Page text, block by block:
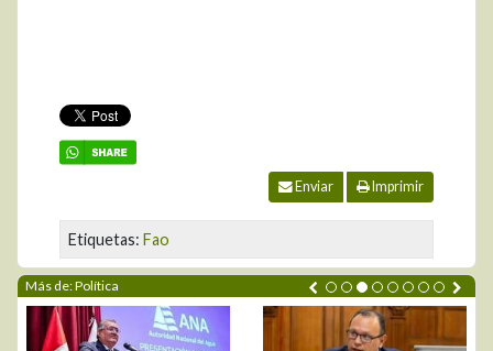
Enviar Imprimir
Etiquetas: Fao
Más de: Política